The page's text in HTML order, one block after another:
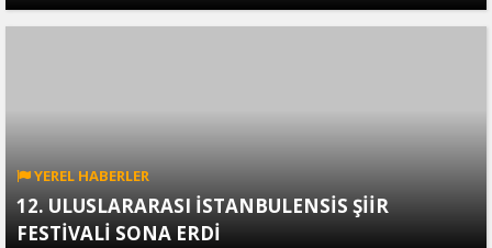
YEREL HABERLER
12. ULUSLARARASI İSTANBULENSİS ŞİİR
FESTİVALİ SONA ERDİ